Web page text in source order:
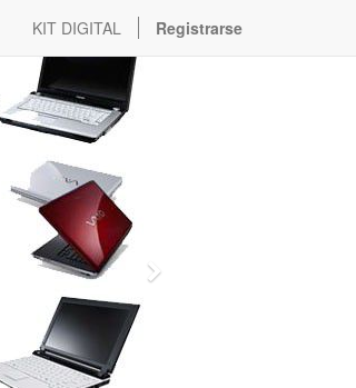
KIT DIGITAL Registrarse